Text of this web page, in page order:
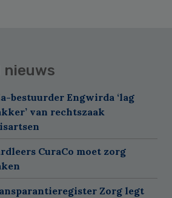
nieuws
bestuurder Engwirda ‘lag
van rechtszaak
CuraCo moet zorg
Zorg legt